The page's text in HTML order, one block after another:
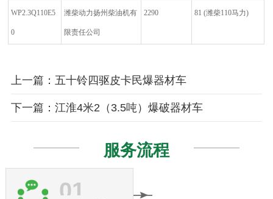
WP2.3Q110E5
0
潍柴动力扬州柴油机有
限责任公司
2290 81 (潍柴110马力)
上一篇：五十铃四驱皮卡民爆器材车
下一篇：江淮4米2（3.5吨）爆破器材车
服务流程
01